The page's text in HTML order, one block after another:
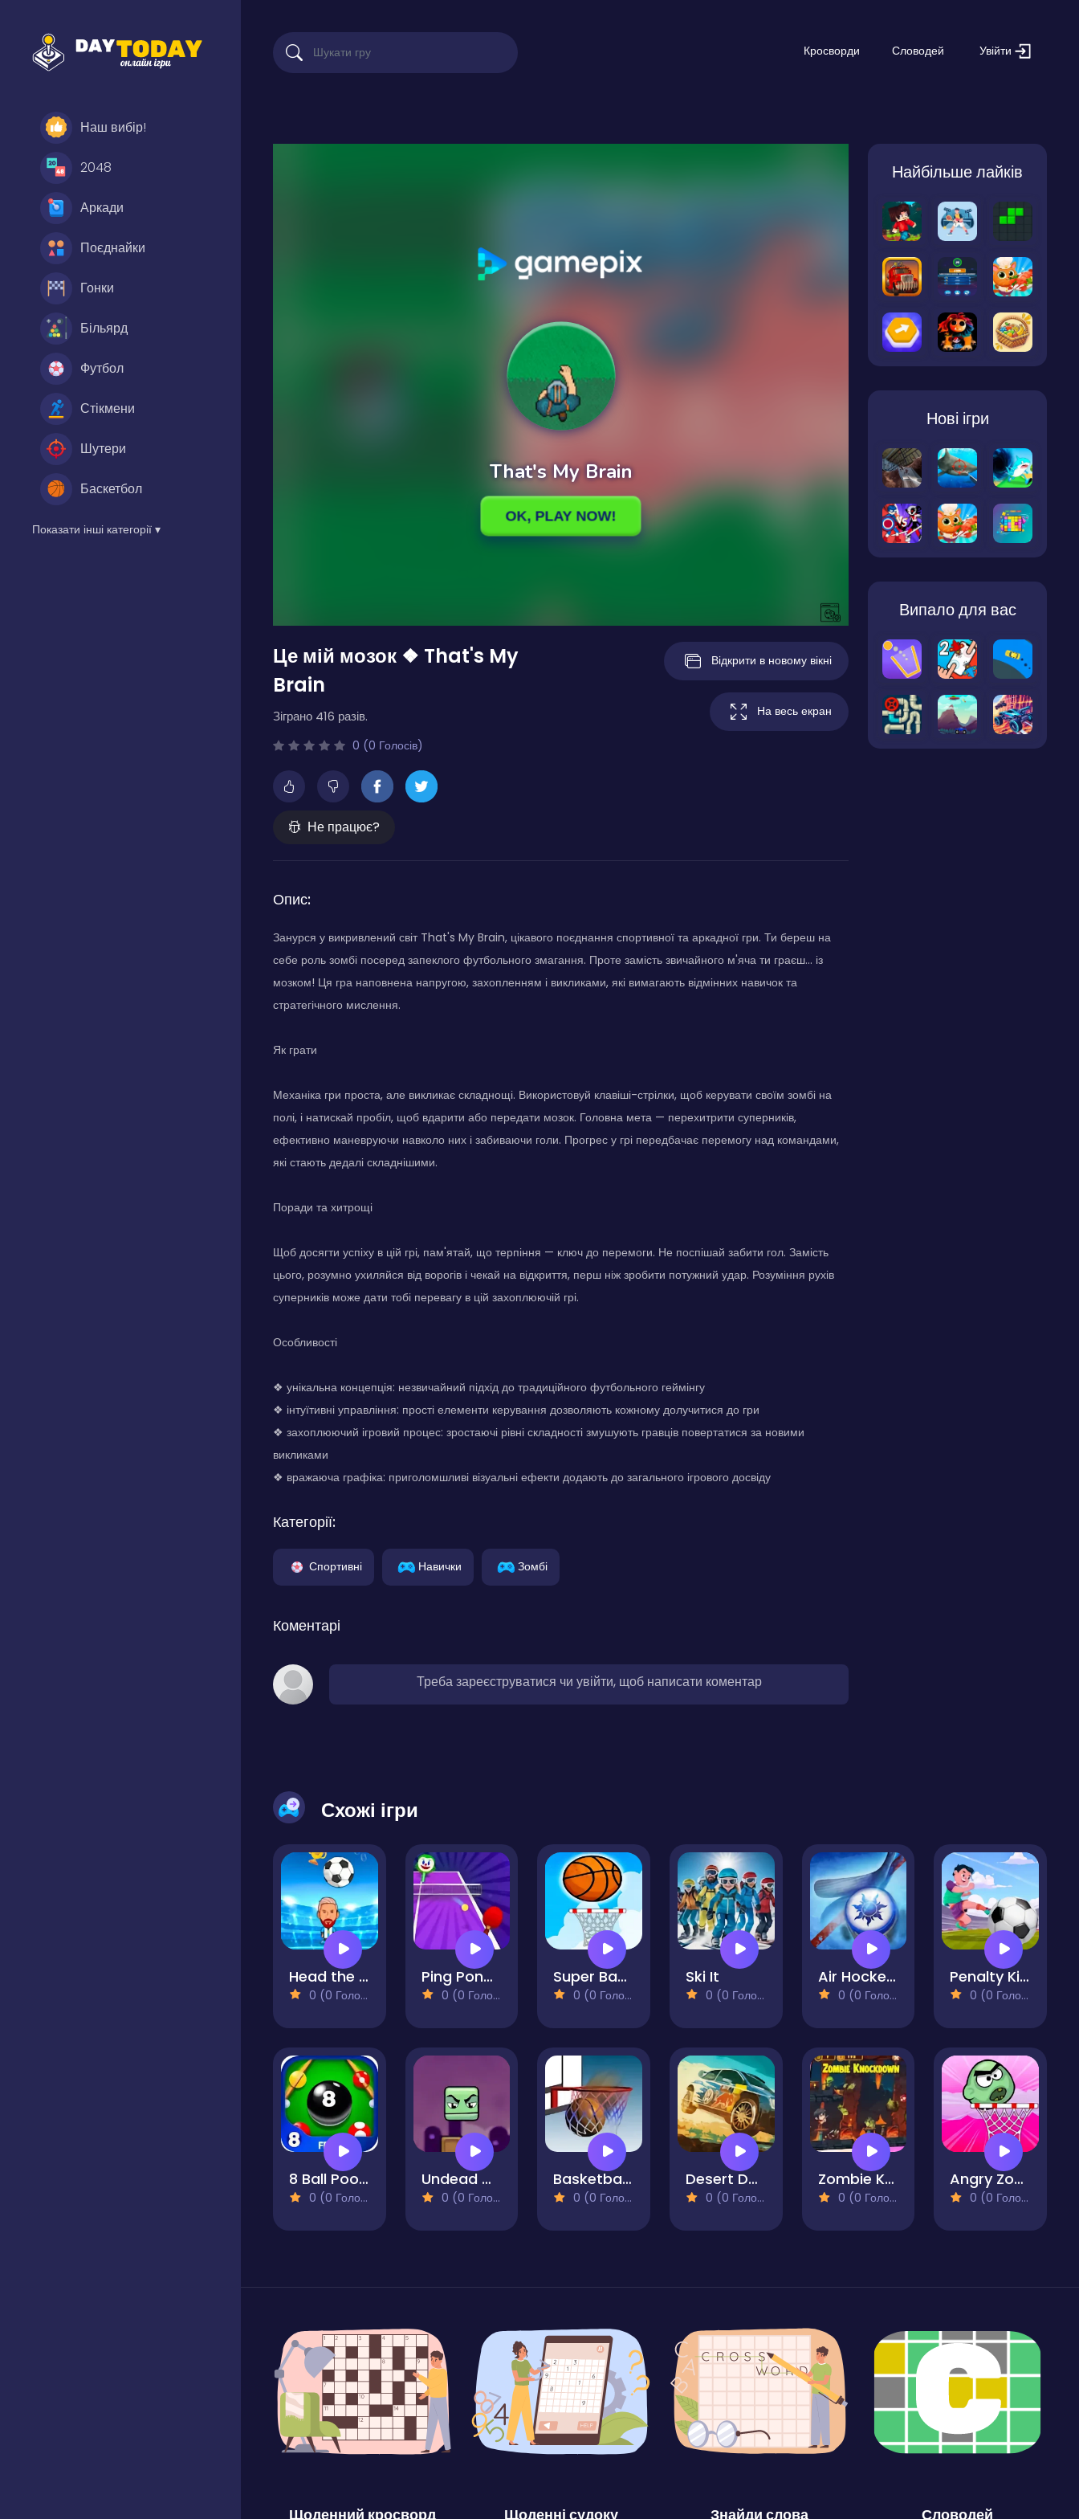
Наш вибір!
2048
Аркади
Поєднайки
Гонки
Більярд
Футбол
Стікмени
Шутери
Баскетбол
Показати інші категорії ▾
Кросворди Словодей Увійти
Це мій мозок ❖ That's My
Brain
Зіграно 416 разів.
0 (0 Голосів)
Не працює?
Відкрити в новому вікні
На весь екран
Опис:
Занурся у викривлений світ That's My Brain, цікавого поєднання спортивної та аркадної гри. Ти береш на
себе роль зомбі посеред запеклого футбольного змагання. Проте замість звичайного м'яча ти граєш... із
мозком! Ця гра наповнена напругою, захопленням і викликами, які вимагають відмінних навичок та
стратегічного мислення.
Як грати
Механіка гри проста, але викликає складнощі. Використовуй клавіші-стрілки, щоб керувати своїм зомбі на
полі, і натискай пробіл, щоб вдарити або передати мозок. Головна мета — перехитрити суперників,
ефективно маневруючи навколо них і забиваючи голи. Прогрес у грі передбачає перемогу над командами,
які стають дедалі складнішими.
Поради та хитрощі
Щоб досягти успіху в цій грі, пам'ятай, що терпіння — ключ до перемоги. Не поспішай забити гол. Замість
цього, розумно ухиляйся від ворогів і чекай на відкриття, перш ніж зробити потужний удар. Розуміння рухів
суперників може дати тобі перевагу в цій захоплюючій грі.
Особливості
❖ унікальна концепція: незвичайний підхід до традиційного футбольного геймінгу
❖ інтуїтивні управління: прості елементи керування дозволяють кожному долучитися до гри
❖ захоплюючий ігровий процес: зростаючі рівні складності змушують гравців повертатися за новими
викликами
❖ вражаюча графіка: приголомшливі візуальні ефекти додають до загального ігрового досвіду
Категорії:
Спортивні Навички Зомбі
Коментарі
Треба зареєструватися чи увійти, щоб написати коментар
Найбільше лайків
Нові ігри
Випало для вас
Схожі ігри
Head the Ball
0 (0 Голосів)
Ping Pong Air
0 (0 Голосів)
Super Basketball
0 (0 Голосів)
Ski It
0 (0 Голосів)
Air Hockey Cup
0 (0 Голосів)
Penalty Kick Target
0 (0 Голосів)
8 Ball Pool Free
0 (0 Голосів)
Undead Crate Boy
0 (0 Голосів)
Basketball School
0 (0 Голосів)
Desert Dakar Xtream
0 (0 Голосів)
Zombie Knockdown
0 (0 Голосів)
Angry Zombie
0 (0 Голосів)
Щоденний кросворд Щоденні судоку Знайди слова Словодей